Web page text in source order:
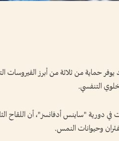
يوفر حماية من ثلاثة من أبرز الفيروسات
دورية "ساينس أدفانسز"، أن اللقاح
وحيوانات النمس.